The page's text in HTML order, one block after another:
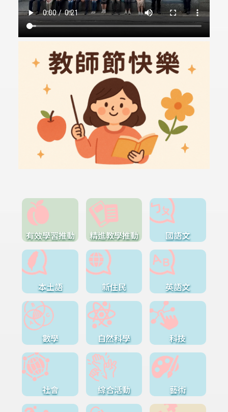
有效學習推動 精進教學推動 國語文
本土語 新住民 英語文
數學 自然科學 科技
社會 綜合活動 藝術